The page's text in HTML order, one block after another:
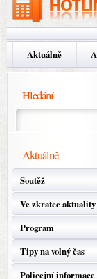
Aktuálně
Hledání
Aktuálně
Soutěž
Ve zkratce aktuality
Program
Tipy na volný čas
Policejní informace